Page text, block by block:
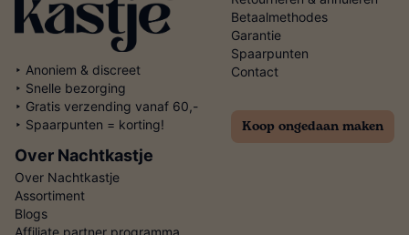
‣ Anoniem & discreet
‣ Snelle bezorging
‣ Gratis verzending vanaf 60,-
‣ Spaarpunten = korting!
Betaalmethodes
Garantie
Spaarpunten
Contact
Koop ongedaan maken
Over Nachtkastje
Over Nachtkastje
Assortiment
Blogs